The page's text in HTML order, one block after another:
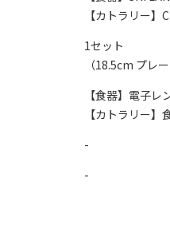
【カトラリー】
1セット
（18.5cm プ
【食器】電子レ
【カトラリー】
-
-